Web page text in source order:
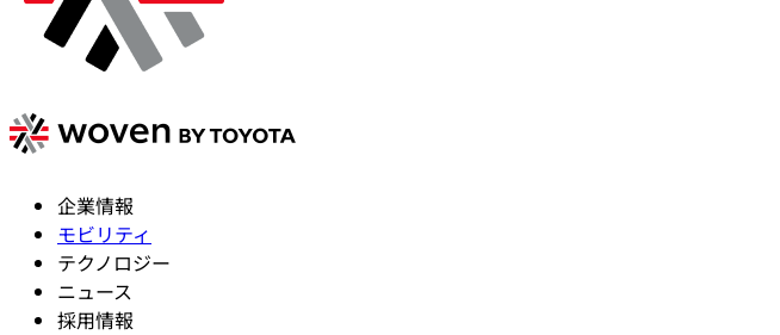
企業情報
モビリティ
テクノロジー
ニュース
採用情報